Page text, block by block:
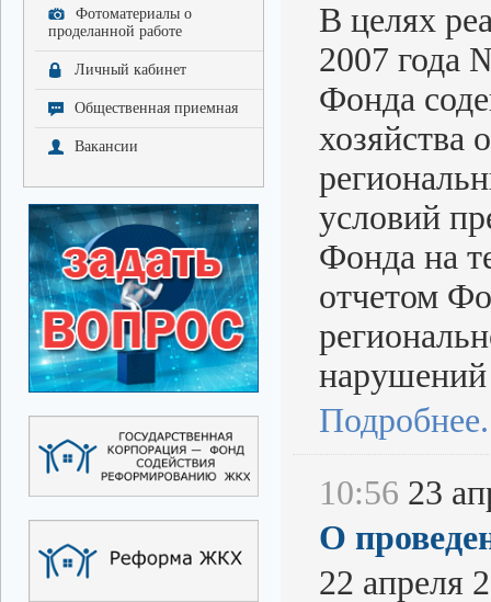
Фотоматериалы о
проделанной работе
Личный кабинет
Общественная приемная
Вакансии
В целях
2007 года
Фонда
хозяйства
условий
Фонда на
отчетом
10:56 23
О
22 апреля